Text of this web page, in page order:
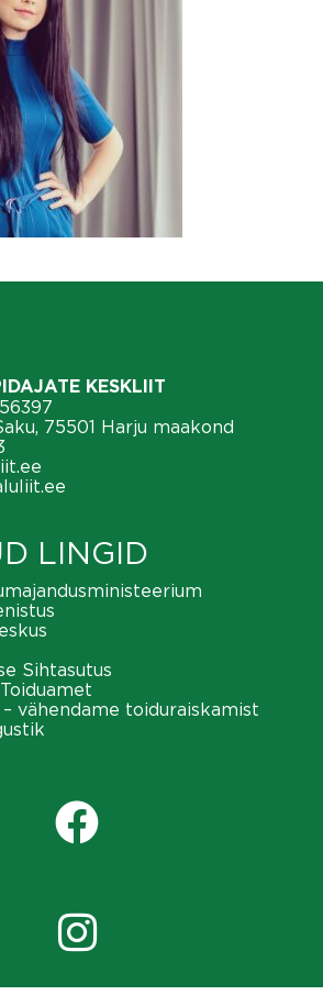
KESKLIIT
75501 Harju maakond
LINGID
Sihtasutus
vähendame toiduraiskamist